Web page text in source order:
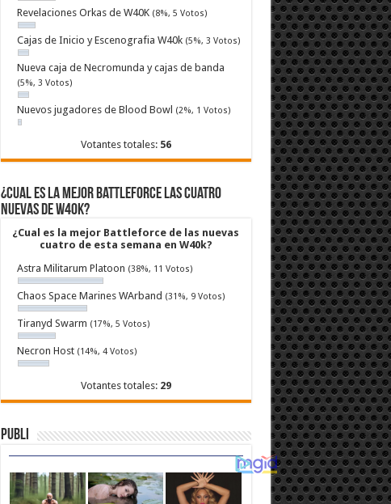
Revelaciones Orkas de W40K (8%, 5 Votos)
Cajas de Inicio y Escenografia W40k (5%, 3 Votos)
Nueva caja de Necromunda y cajas de banda
(5%, 3 Votos)
Nuevos jugadores de Blood Bowl (2%, 1 Votos)
Votantes totales: 56
¿Cual es la mejor Battleforce las cuatro
nuevas de W40k?
¿Cual es la mejor Battleforce de las nuevas
cuatro de esta semana en W40k?
Astra Militarum Platoon (38%, 11 Votos)
Chaos Space Marines WArband (31%, 9 Votos)
Tiranyd Swarm (17%, 5 Votos)
Necron Host (14%, 4 Votos)
Votantes totales: 29
Publi